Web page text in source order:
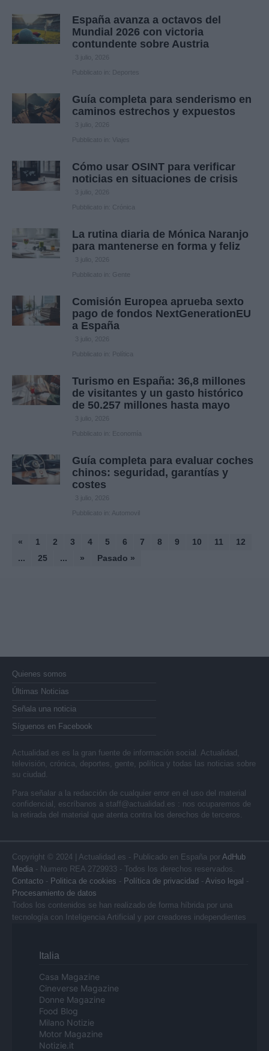
España avanza a octavos del
Mundial 2026 con victoria
contundente sobre Austria
3 julio, 2026
Pubblicato in: Deportes
Guía completa para senderismo en
caminos estrechos y expuestos
3 julio, 2026
Pubblicato in: Viajes
Cómo usar OSINT para verificar
noticias en situaciones de crisis
3 julio, 2026
Pubblicato in: Crónica
La rutina diaria de Mónica Naranjo
para mantenerse en forma y feliz
3 julio, 2026
Pubblicato in: Gente
Comisión Europea aprueba sexto
pago de fondos NextGenerationEU
a España
3 julio, 2026
Pubblicato in: Política
Turismo en España: 36,8 millones
de visitantes y un gasto histórico
de 50.257 millones hasta mayo
3 julio, 2026
Pubblicato in: Economía
Guía completa para evaluar coches
chinos: seguridad, garantías y
costes
3 julio, 2026
Pubblicato in: Automovil
« 1 2 3 4 5 6 7 8 9 10 11
12
...
25 ... » Pasado »
Quienes somos
Últimas Noticias
Señala una noticia
Síguenos en Facebook
Actualidad.es es la gran fuente de información social. Actualidad,
televisión, crónica, deportes, gente, política y todas las noticias sobre
su ciudad.
Para señalar a la redacción de cualquier error en el uso del material
confidencial, escríbanos a staff@actualidad.es : nos ocuparemos de
la retirada del material que atenta contra los derechos de terceros.
Copyright © 2024 | Actualidad.es - Publicado en España por AdHub
Media - Numero REA 2729933 - Todos los derechos reservados.
Contacto - Politica de cookies - Política de privacidad - Aviso legal -
Procesamiento de datos
Todos los contenidos se han realizado de forma híbrida por una
tecnología con Inteligencia Artificial y por creadores independientes
Italia
Casa Magazine
Cineverse Magazine
Donne Magazine
Food Blog
Milano Notizie
Motor Magazine
Notizie.it